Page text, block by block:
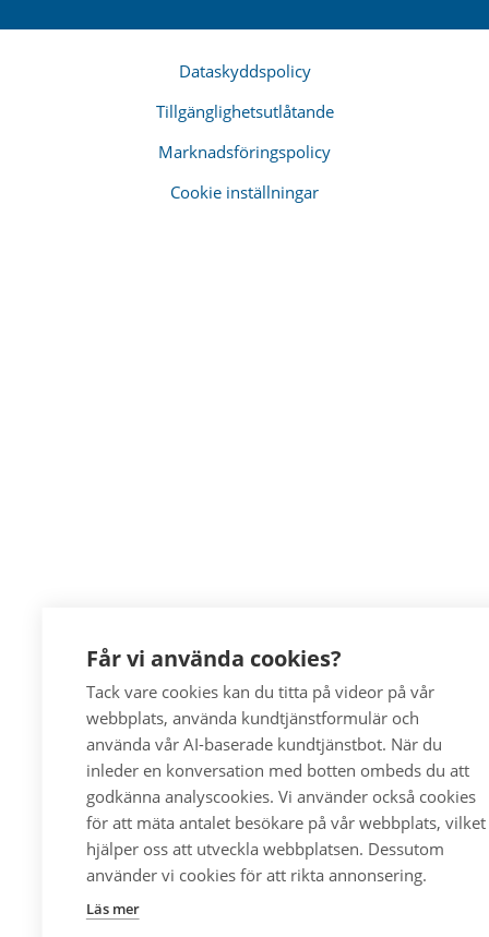
Får vi använda cookies?
Tack vare cookies kan du titta på videor på vår
webbplats, använda kundtjänstformulär och
använda vår AI-baserade kundtjänstbot. När du
inleder en konversation med botten ombeds du att
godkänna analyscookies. Vi använder också cookies
för att mäta antalet besökare på vår webbplats, vilket
hjälper oss att utveckla webbplatsen. Dessutom
använder vi cookies för att rikta annonsering.
Läs mer
Dataskyddspolicy
Tillgänglighetsutlåtande
Marknadsföringspolicy
Cookie inställningar